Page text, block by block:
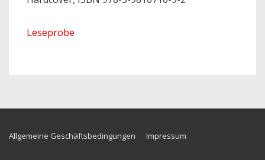
Leseprobe
Footer-
Allgemeine Geschäftsbedingungen Impressum